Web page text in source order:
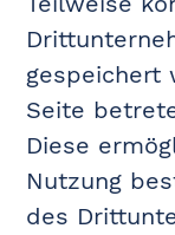
gespeichert
Seite
Diese
Nutzung
des